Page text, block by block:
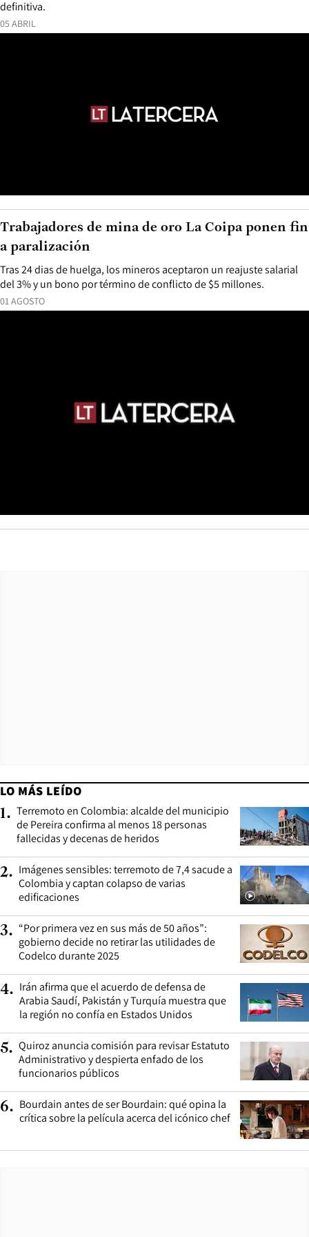
05 ABRIL
definitiva.
01 AGOSTO
Tras 24 dias de huelga, los mineros aceptaron un reajuste salarial
del 3% y un bono por término de conflicto de $5 millones.
Trabajadores de mina de oro La Coipa ponen fin
a paralización
LO MÁS LEÍDO
1. Terremoto en Colombia: alcalde del municipio
de Pereira confirma al menos 18 personas
fallecidas y decenas de heridos
2. Imágenes sensibles: terremoto de 7,4 sacude a
Colombia y captan colapso de varias
edificaciones
3. “Por primera vez en sus más de 50 años”:
gobierno decide no retirar las utilidades de
Codelco durante 2025
4. Irán afirma que el acuerdo de defensa de
Arabia Saudí, Pakistán y Turquía muestra que
la región no confía en Estados Unidos
5. Quiroz anuncia comisión para revisar Estatuto
Administrativo y despierta enfado de los
funcionarios públicos
6. Bourdain antes de ser Bourdain: qué opina la
crítica sobre la película acerca del icónico chef